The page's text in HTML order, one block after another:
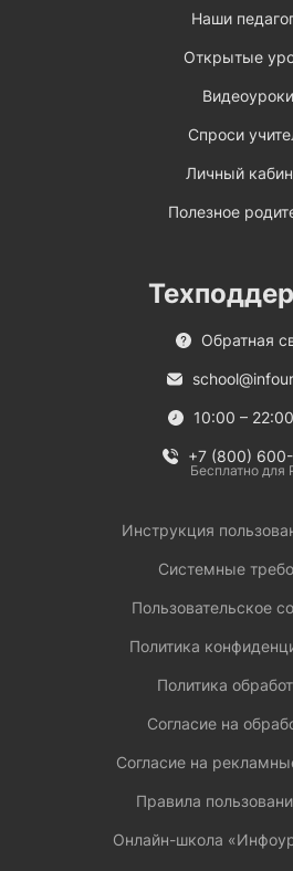
Наши
Открытые
Видеоуроки
Спроси
Личный
Полезное
Обратная
10:00 –
+7 (800) 600-
Бесплатно для
Инструкция
Системные
Пользовательское
Политика
Политика
Согласие на
Согласие на
Правила
Онлайн-школа